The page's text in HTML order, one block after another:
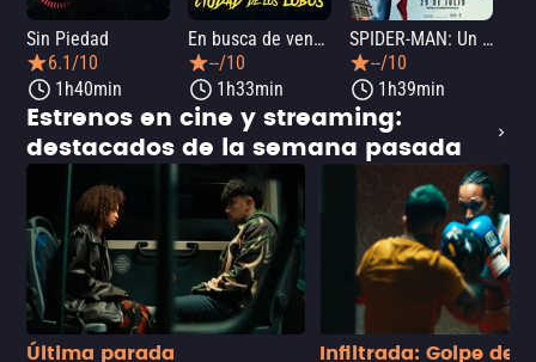
Sin Piedad
6.1/10
1h40min
En busca de venganza 2: Ciudad de los lobos
--/10
1h33min
SPIDER-MAN: Un nuevo día
--/10
1h39min
Estrenos en cine y streaming:
destacados de la semana pasada
Última parada Infiltrada: Golpe de